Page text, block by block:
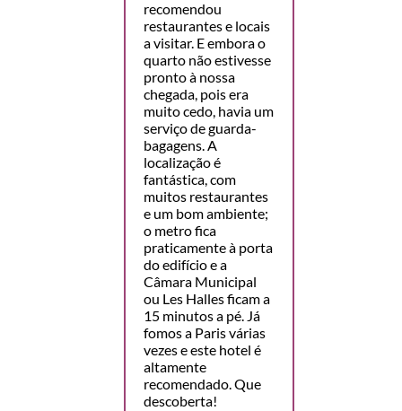
recomendou
restaurantes e locais
a visitar. E embora o
quarto não estivesse
pronto à nossa
chegada, pois era
muito cedo, havia um
serviço de guarda-
bagagens. A
localização é
fantástica, com
muitos restaurantes
e um bom ambiente;
o metro fica
praticamente à porta
do edifício e a
Câmara Municipal
ou Les Halles ficam a
15 minutos a pé. Já
fomos a Paris várias
vezes e este hotel é
altamente
recomendado. Que
descoberta!